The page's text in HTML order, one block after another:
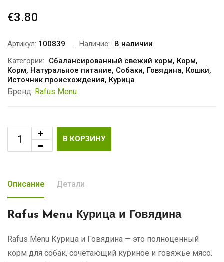
€3.80
Артикул: 100839 Наличие:
В наличии
Категории:
Сбалансированный свежий корм, Корм,
Корм, Натуральное питание, Собаки, Говядина, Кошки,
Источник происхождения, Курица
Бренд: Rafus Menu
В КОРЗИНУ
Описание Детали
Rafus Menu Курица и Говядина
Rafus Menu Курица и Говядина — это полноценный
корм для собак, сочетающий куриное и говяжье мясо.